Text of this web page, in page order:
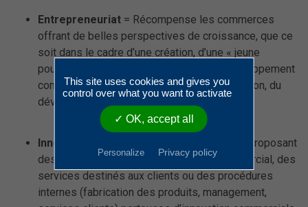
Entrepreneuriat = Récompense les commerces
offrant de belles perspectives de croissance, que ce
soit dans le cadre d’une création, d’une « jeune
pousse », d’une reprise, d’un nouveau développement
commercial, de l’apprentissage, de la formation, du
développement du personnel.
Innovation
= Récompense les commerces proposant
des techniques de vente, un concept commercial, des
services destinés aux clients ou des procédures
internes (fabrication des produits, management,
This site uses cookies and gives you
control over what you want to activate
✓ OK, accept all
Personalize Privacy policy